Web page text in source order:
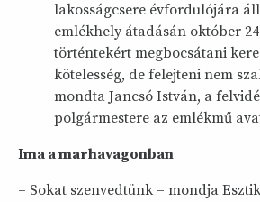
lakosságcsere évfordulójára
emlékhely átadásán október
történtekért megbocsátani
kötelesség, de felejteni nem
mondta Jancsó István, a
polgármestere az emlékmű
Ima a marhavagonban
– Sokat szenvedtünk – mondja